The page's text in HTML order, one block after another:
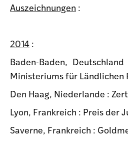
Auszeichnungen :
2014 :
Baden-Baden,
Ministeriums für Ländlichen
Den Haag, Niederlande :
Lyon, Frankreich : Preis der
Saverne, Frankreich :